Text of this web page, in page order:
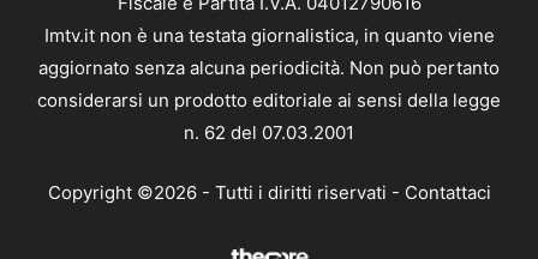
Imtv.it non è una testata giornalistica, in quanto viene
aggiornato senza alcuna periodicità. Non può pertanto
considerarsi un prodotto editoriale ai sensi della legge
n. 62 del 07.03.2001
Copyright ©2026 - Tutti i diritti riservati - Contattaci